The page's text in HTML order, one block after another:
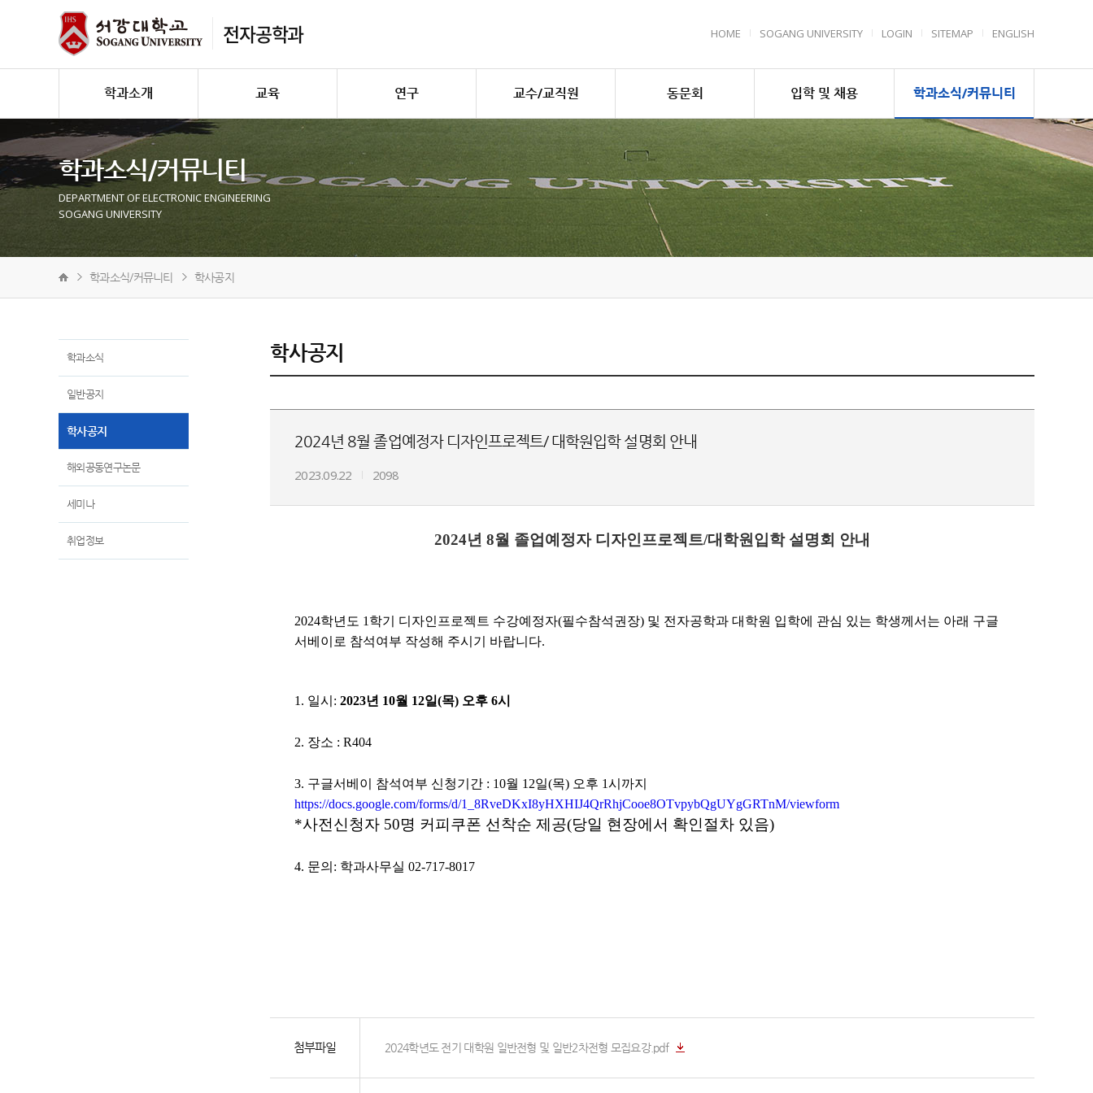
HOME SOGANG UNIVERSITY LOGIN SITEMAP ENGLISH
전자공학과
학과소개 교육 연구 교수/교직원 동문회 입학 및 채용 학과소식/커뮤니티
학과소식/커뮤니티
DEPARTMENT OF ELECTRONIC ENGINEERING
SOGANG UNIVERSITY
학과소식/커뮤니티 학사공지
학과소식
일반공지
학사공지
해외공동연구논문
세미나
취업정보
학사공지
2024년 8월 졸업예정자 디자인프로젝트/ 대학원입학 설명회 안내
2023.09.22 2098
2024년 8월 졸업예정자 디자인프로젝트/대학원입학 설명회 안내
2024학년도 1학기 디자인프로젝트 수강예정자(필수참석권장) 및 전자공학과 대학원 입학에 관심 있는 학생께서는 아래 구글
서베이로 참석여부 작성해 주시기 바랍니다.
1. 일시: 2023년 10월 12일(목) 오후 6시
2. 장소 : R404
3. 구글서베이 참석여부 신청기간 : 10월 12일(목) 오후 1시까지
https://docs.google.com/forms/d/1_8RveDKxI8yHXHIJ4QrRhjCooe8OTvpybQgUYgGRTnM/viewform
*사전신청자 50명 커피쿠폰 선착순 제공(당일 현장에서 확인절차 있음)
4. 문의: 학과사무실 02-717-8017
첨부파일 2024학년도 전기 대학원 일반전형 및 일반2차전형 모집요강.pdf